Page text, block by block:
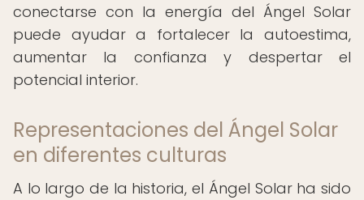
conectarse con la energía del Ángel Solar
puede ayudar a fortalecer la autoestima,
aumentar la confianza y despertar el
potencial interior.
Representaciones del Ángel Solar
en diferentes culturas
A lo largo de la historia, el Ángel Solar ha sido